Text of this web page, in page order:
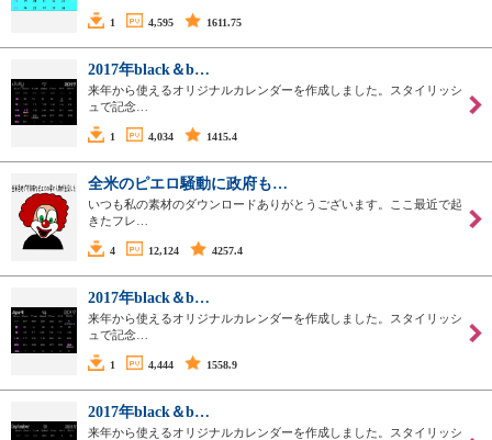
1 4,595 1611.75
2017年black＆b…
来年から使えるオリジナルカレンダーを作成しました。スタイリッシ
ュで記念…
1 4,034 1415.4
全米のピエロ騒動に政府も…
いつも私の素材のダウンロードありがとうございます。ここ最近で起
きたフレ…
4 12,124 4257.4
2017年black＆b…
来年から使えるオリジナルカレンダーを作成しました。スタイリッシ
ュで記念…
1 4,444 1558.9
2017年black＆b…
来年から使えるオリジナルカレンダーを作成しました。スタイリッシ